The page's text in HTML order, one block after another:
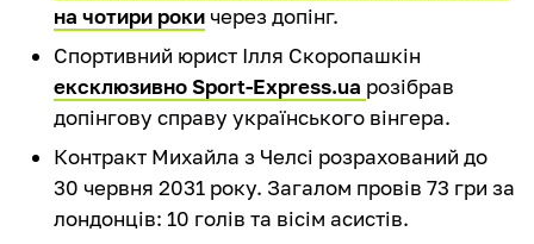
на чотири роки через допінг.
Спортивний юрист Ілля Скоропашкін
ексклюзивно Sport-Express.ua розібрав
допінгову справу українського вінгера.
Контракт Михайла з Челсі розрахований до
30 червня 2031 року. Загалом провів 73 гри за
лондонців: 10 голів та вісім асистів.